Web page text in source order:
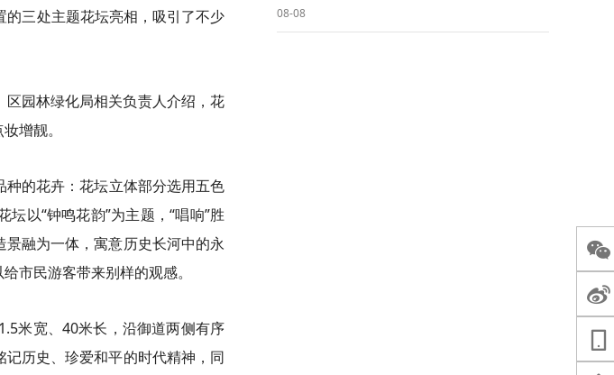
三处主题花坛亮相，吸引了不少
园林绿化局相关负责人介绍，花
增靓。
的花卉：花坛立体部分选用五色
以“钟鸣花韵”为主题，“唱响”胜
融为一体，寓意历史长河中的永
市民游客带来别样的观感。
米宽、40米长，沿御道两侧有序
历史、珍爱和平的时代精神，同
08-08